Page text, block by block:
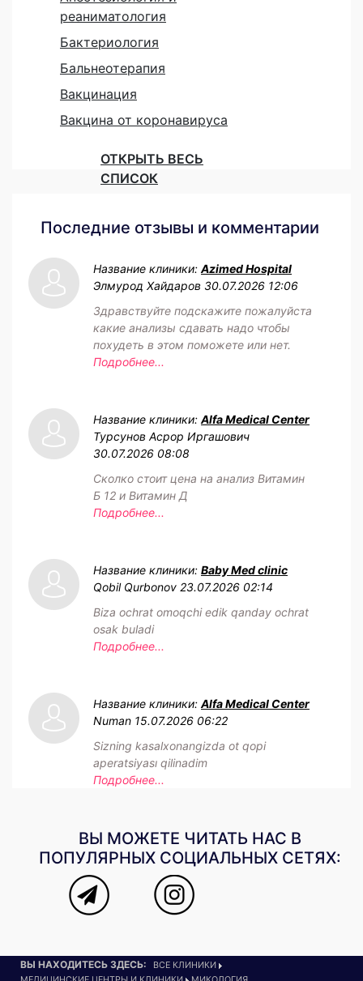
реаниматология
Бактериология
Бальнеотерапия
Вакцинация
Вакцина от коронавируса
ОТКРЫТЬ ВЕСЬ
СПИСОК
Последние отзывы и комментарии
Название клиники:Azimed Hospital
Элмурод Хайдаров 30.07.2026 12:06
Здравствуйте подскажите пожалуйста
какие анализы сдавать надо чтобы
похудеть в этом поможете или нет.
Подробнее...
Название клиники:Alfa Medical Center
Турсунов Асрор Иргашович
30.07.2026 08:08
Сколко стоит цена на анализ Витамин
Б 12 и Витамин Д
Подробнее...
Название клиники: Baby Med clinic
Qobil Qurbonov 23.07.2026 02:14
Biza ochrat omoqchi edik qanday ochrat
osak buladi
Подробнее...
Название клиники:Alfa Medical Center
Numan 15.07.2026 06:22
Sizning kasalxonangizda ot qopi
aperatsiyası qilinadim
Подробнее...
ВЫ МОЖЕТЕ ЧИТАТЬ НАС В
ПОПУЛЯРНЫХ СОЦИАЛЬНЫХ СЕТЯХ:
ВЫ НАХОДИТЕСЬ ЗДЕСЬ:
ВСЕ КЛИНИКИ